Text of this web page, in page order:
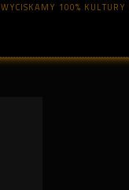
WYCISKAMY 100%